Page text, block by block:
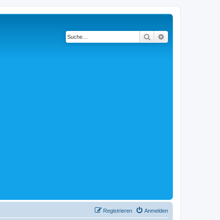
Suche
Anmelden
Registrieren